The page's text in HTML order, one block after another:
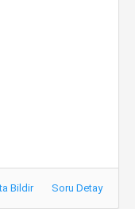
Bildir Soru Detay